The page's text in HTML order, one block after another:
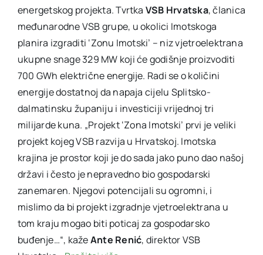
energetskog projekta. Tvrtka VSB Hrvatska, članica
međunarodne VSB grupe, u okolici Imotskoga
planira izgraditi ‘Zonu Imotski’ – niz vjetroelektrana
ukupne snage 329 MW koji će godišnje proizvoditi
700 GWh električne energije. Radi se o količini
energije dostatnoj da napaja cijelu Splitsko-
dalmatinsku županiju i investiciji vrijednoj tri
milijarde kuna. „Projekt ‘Zona Imotski’ prvi je veliki
projekt kojeg VSB razvija u Hrvatskoj. Imotska
krajina je prostor koji je do sada jako puno dao našoj
državi i često je nepravedno bio gospodarski
zanemaren. Njegovi potencijali su ogromni, i
mislimo da bi projekt izgradnje vjetroelektrana u
tom kraju mogao biti poticaj za gospodarsko
buđenje…“, kažeAnte Renić, direktor VSB